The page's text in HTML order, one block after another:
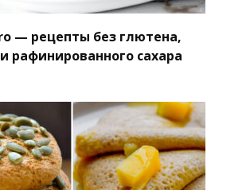
— рецепты без глютена,
рафинированного сахара